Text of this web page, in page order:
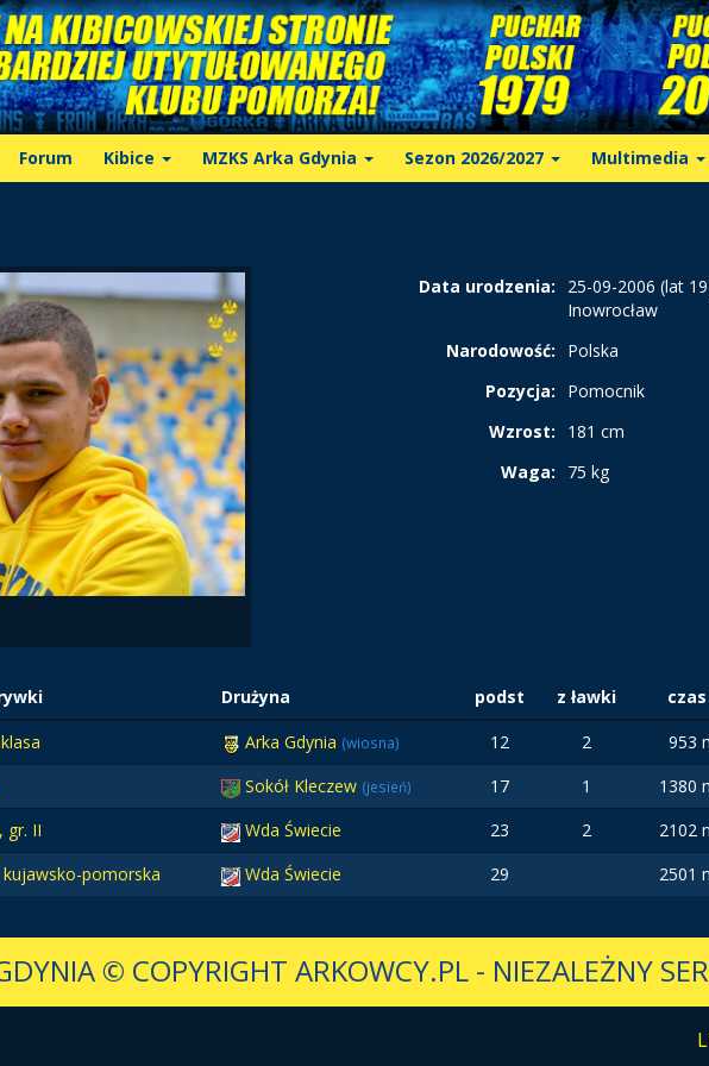
Forum Kibice MZKS Arka Gdynia Sezon 2026/2027 Multimedia
Data urodzenia:
25-09-2006 (lat
Inowrocław
Narodowość:
Polska
Pozycja:
Pomocnik
Wzrost:
181 cm
Waga:
75 kg
Drużyna podst z ławki
czas
Arka Gdynia (wiosna) 12 2 953
Sokół Kleczew (jesień) 17 1 1380
gr. II Wda Świecie 23 2 2102
kujawsko-pomorska Wda Świecie 29 2501
© COPYRIGHT ARKOWCY.PL - NIEZALEŻNY